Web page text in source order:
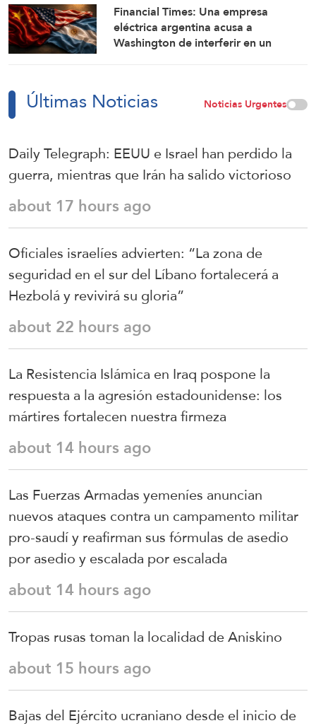
Financial Times: Una empresa
eléctrica argentina acusa a
Washington de interferir en un
Últimas Noticias Noticias Urgentes
Daily Telegraph: EEUU e Israel han perdido la
guerra, mientras que Irán ha salido victorioso
about 17 hours ago
Oficiales israelíes advierten: “La zona de
seguridad en el sur del Líbano fortalecerá a
Hezbolá y revivirá su gloria”
about 22 hours ago
La Resistencia Islámica en Iraq pospone la
respuesta a la agresión estadounidense: los
mártires fortalecen nuestra firmeza
about 14 hours ago
Las Fuerzas Armadas yemeníes anuncian
nuevos ataques contra un campamento militar
pro-saudí y reafirman sus fórmulas de asedio
por asedio y escalada por escalada
about 14 hours ago
Tropas rusas toman la localidad de Aniskino
about 15 hours ago
Bajas del Ejército ucraniano desde el inicio de